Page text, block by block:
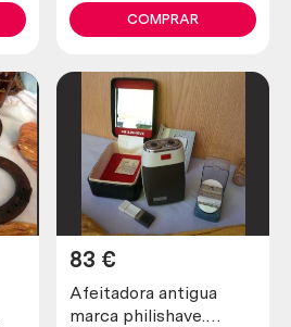
schick.
COMPRAR
Afeitadora antigua
marca philishave.
83 €